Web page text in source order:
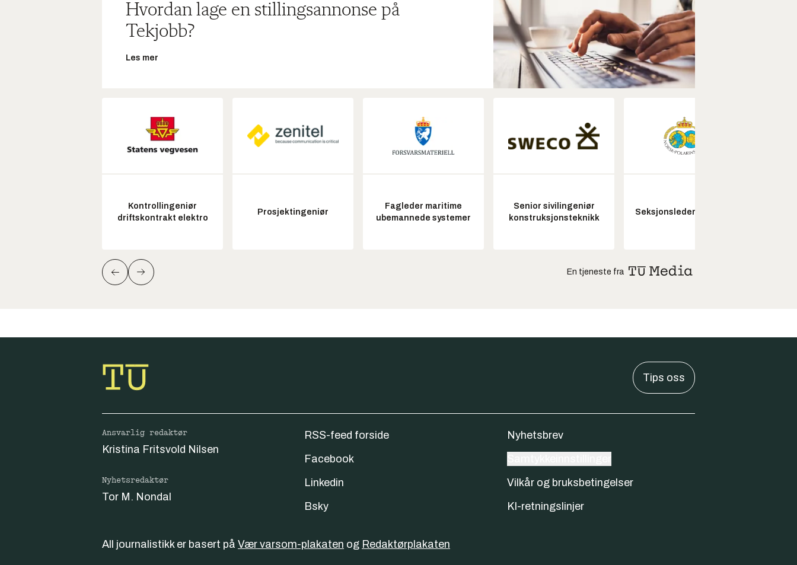
Hvordan lage en stillingsannonse på
Tekjobb?
Les mer
Kontrollingeniør
driftskontrakt elektro
Prosjektingeniør
Fagleder maritime
ubemannede systemer
Senior sivilingeniør
konstruksjonsteknikk
Seksjonsleder Nye Troll
En tjeneste fra
Tips oss
Ansvarlig redaktør
Kristina Fritsvold Nilsen
Nyhetsredaktør
Tor M. Nondal
RSS-feed forside
Facebook
Linkedin
Bsky
Nyhetsbrev
Vilkår og bruksbetingelser
KI-retningslinjer
All journalistikk er basert på Vær varsom-plakaten og Redaktørplakaten